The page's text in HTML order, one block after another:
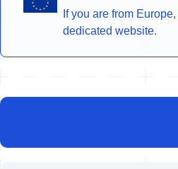
If you are from
dedicated website.